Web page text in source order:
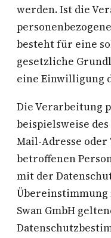
werden. Ist die
besteht für eine
gesetzliche
eine Einwilligung
Die Verarbeitung
beispielsweise
Mail-Adresse
betroffenen
mit der
Übereinstimmung
Swan GmbH